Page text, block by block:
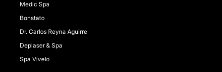
Medic Spa
Bonstato
Dr. Carlos Reyna Aguirre
Deplaser & Spa
Spa Vívelo